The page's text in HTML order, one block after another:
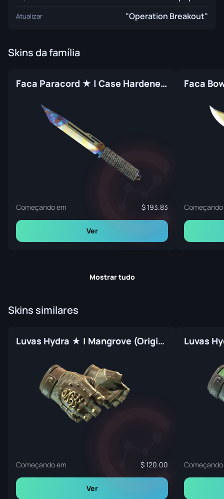
Atualizar "Operation Breakout"
Skins da família
Faca Paracord ★ | Case Hardened (Original de Fábrica)
Começando em 193.83
Ver
Mostrar tudo
Skins similares
Luvas Hydra ★ | Mangrove (Original de Fábrica)
Começando em 120.00
Ver